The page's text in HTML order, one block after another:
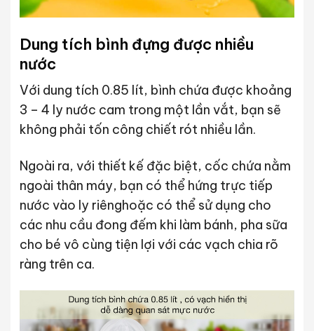
Dung tích bình đựng được nhiều
nước
Với dung tích 0.85 lít, bình chứa được khoảng
3 – 4 ly nước cam trong một lần vắt, bạn sẽ
không phải tốn công chiết rót nhiều lần.
Ngoài ra, với thiết kế đặc biệt, cốc chứa nằm
ngoài thân máy, bạn có thể hứng trực tiếp
nước vào ly riênghoặc có thể sử dụng cho
các nhu cầu đong đếm khi làm bánh, pha sữa
cho bé vô cùng tiện lợi với các vạch chia rõ
ràng trên ca.